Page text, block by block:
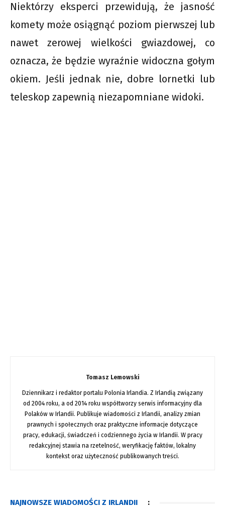
Niektórzy eksperci przewidują, że jasność
komety może osiągnąć poziom pierwszej lub
nawet zerowej wielkości gwiazdowej, co
oznacza, że będzie wyraźnie widoczna gołym
okiem. Jeśli jednak nie, dobre lornetki lub
teleskop zapewnią niezapomniane widoki.
Tomasz Lemowski
Dziennikarz i redaktor portalu Polonia Irlandia. Z Irlandią związany
od 2004 roku, a od 2014 roku współtworzy serwis informacyjny dla
Polaków w Irlandii. Publikuje wiadomości z Irlandii, analizy zmian
prawnych i społecznych oraz praktyczne informacje dotyczące
pracy, edukacji, świadczeń i codziennego życia w Irlandii. W pracy
redakcyjnej stawia na rzetelność, weryfikację faktów, lokalny
kontekst oraz użyteczność publikowanych treści.
NAJNOWSZE WIADOMOŚCI Z IRLANDII :